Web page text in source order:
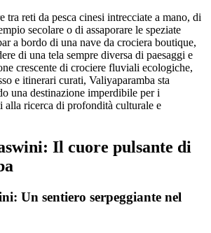
tra reti da pesca cinesi intrecciate a mano, di
secolare o di assaporare le speziate
a bordo di una nave da crociera boutique,
di una tela sempre diversa di paesaggi e
crescente di crociere fluviali ecologiche,
e itinerari curati, Valiyaparamba sta
una destinazione imperdibile per i
alla ricerca di profondità culturale e
Il cuore pulsante di
Un sentiero serpeggiante nel